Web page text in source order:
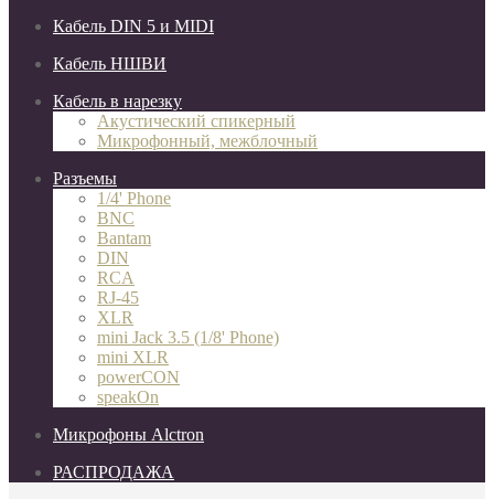
Кабель DIN 5 и MIDI
Кабель НШВИ
Кабель в нарезку
Акустический спикерный
Микрофонный, межблочный
Разъемы
1/4' Phone
BNC
Bantam
DIN
RCA
RJ-45
XLR
mini Jack 3.5 (1/8' Phone)
mini XLR
powerCON
speakOn
Микрофоны Alctron
РАСПРОДАЖА